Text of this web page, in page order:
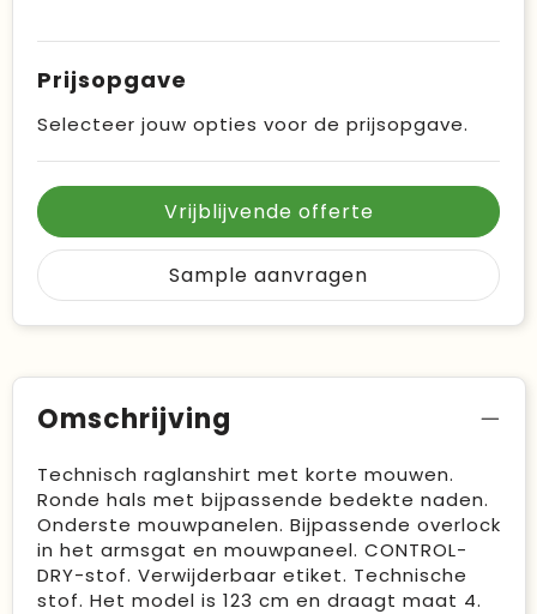
Prijsopgave
Selecteer jouw opties voor de prijsopgave.
Vrijblijvende offerte
Sample aanvragen
Omschrijving
Technisch raglanshirt met korte mouwen.
Ronde hals met bijpassende bedekte naden.
Onderste mouwpanelen. Bijpassende overlock
in het armsgat en mouwpaneel. CONTROL-
DRY-stof. Verwijderbaar etiket. Technische
stof. Het model is 123 cm en draagt maat 4.